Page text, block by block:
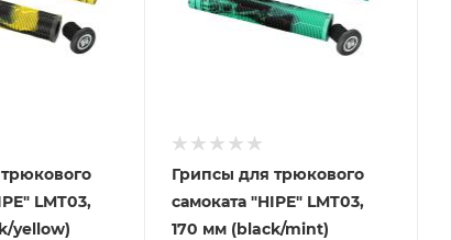
LMT03,
yellow)
Грипсы для трюкового
самоката "HIPE" LMT03,
170 мм (black/mint)